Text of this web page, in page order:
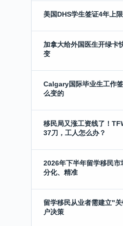
美国DHS学生签证4年上
加拿大给外国医生开绿卡
变
Calgary国际毕业生工作
么变的
移民局又涨工资线了！
37刀，工人怎么办？
2026年下半年留学移民市
分化、精准
留学移民从业者需建立"
户决策